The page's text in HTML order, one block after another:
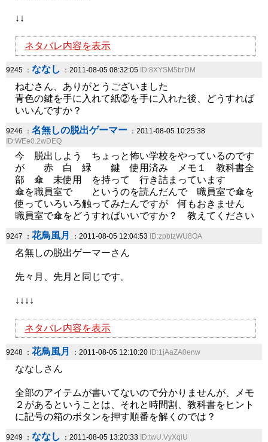
↓↓
ネタバレ内容を表示
9245 ： ななし ：2011-08-05 08:32:05 ID:8XYSM5brDM
ねむさん、ありがとうございました
青色の鍵を手に入れて紙②を手に入れた後、どうすれば
いいんですか？
9246 ： 名無しの脱出ゲーマー ：2011-08-05 10:25:38
ID:WEe0.2wDEQ
今 脱出しよう ちょっと怖い学校をやっているのです
が 赤 白 緑 鍵 使用済み メモ１ 教科書全
部 傘 未使用 を持って 行き詰まっています
傘を職員室で というのを読んだんで 職員室で傘を
使っていろいろ触ってみたんですが 何もおきません
職員室で傘をどうすればいいですか？ 教えてください
9247 ： 花鳥風月 ：2011-08-05 12:04:53 ID:zpbtzWU8OA
名無しの脱出ゲーマーさん
先々月、先月と同じです。
↓↓↓↓
ネタバレ内容を表示
9248 ： 花鳥風月 ：2011-08-05 12:10:20 ID:1jAaZA0enw
ななしさん
全部のアイテムが書いてないので分かりませんが、メモ
２があるということは、それと時間割、教科書をヒント
に記号の箱のボタンを押す順番を解くのでは？
9249 ： ななし ：2011-08-05 13:20:33 ID:twU.VyXqiU